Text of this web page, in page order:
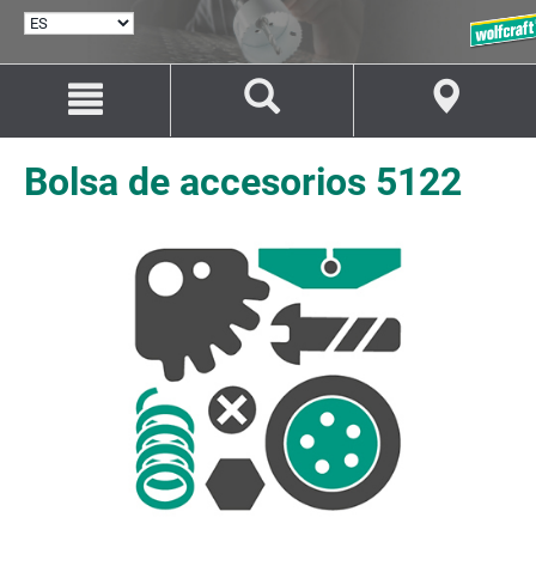
SELECCIONAR
contenido
la
navegación
Bolsa de accesorios 5122